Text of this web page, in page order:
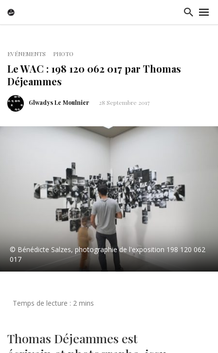
EVÉNEMENTS PHOTO
Le WAC : 198 120 062 017 par Thomas
Déjeammes
Glwadys Le Moulnier 28 Septembre 2017
© Bénédicte Salzes, photographie de l'exposition 198 120 062
017
Thomas Déjeammes est